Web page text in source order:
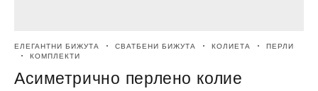
ЕЛЕГАНТНИ БИЖУТА СВАТБЕНИ БИЖУТА КОЛИЕТА
ПЕРЛИ
КОМПЛЕКТИ
Асиметрично перлено колие